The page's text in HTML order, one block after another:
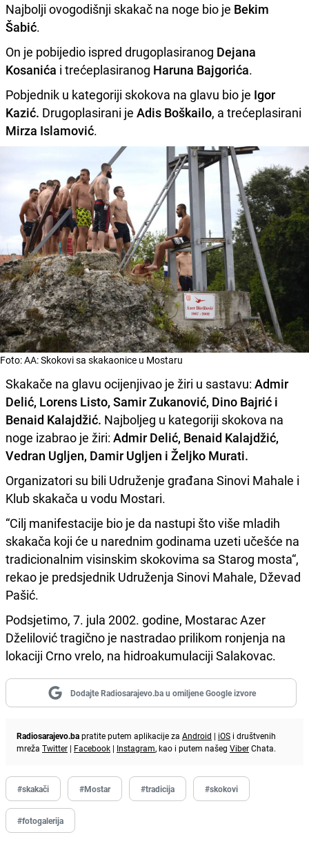
Najbolji ovogodišnji skakač na noge bio je Bekim
Šabić.
On je pobijedio ispred drugoplasiranog Dejana
Kosanića i trećeplasiranog Haruna Bajgorića.
Pobjednik u kategoriji skokova na glavu bio je Igor
Kazić. Drugoplasirani je Adis Boškailo, a trećeplasirani
Mirza Islamović.
Foto: AA: Skokovi sa skakaonice u Mostaru
Skakače na glavu ocijenjivao je žiri u sastavu: Admir
Delić, Lorens Listo, Samir Zukanović, Dino Bajrić i
Benaid Kalajdžić. Najboljeg u kategoriji skokova na
noge izabrao je žiri: Admir Delić, Benaid Kalajdžić,
Vedran Ugljen, Damir Ugljen i Željko Murati.
Organizatori su bili Udruženje građana Sinovi Mahale i
Klub skakača u vodu Mostari.
“Cilj manifestacije bio je da nastupi što više mladih
skakača koji će u narednim godinama uzeti učešće na
tradicionalnim visinskim skokovima sa Starog mosta“,
rekao je predsjednik Udruženja Sinovi Mahale, Dževad
Pašić.
Podsjetimo, 7. jula 2002. godine, Mostarac Azer
Dželilović tragično je nastradao prilikom ronjenja na
lokaciji Crno vrelo, na hidroakumulaciji Salakovac.
Dodajte Radiosarajevo.ba u omiljene Google izvore
Radiosarajevo.bapratite putem aplikacije za Android | iOS i društvenih
mreža Twitter | Facebook | Instagram, kao i putem našeg ViberChata.
#skakači #Mostar #tradicija #skokovi
#fotogalerija